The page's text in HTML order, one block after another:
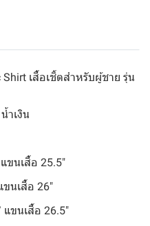
เสื้อเชิ้ตสำหรับผู้ชาย รุ่น
ำเงิน
ขนเสื้อ 25.5"
ขนเสื้อ 26"
แขนเสื้อ 26.5"